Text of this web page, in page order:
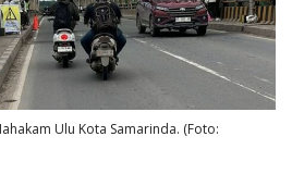
Ulu Kota Samarinda. (Foto: